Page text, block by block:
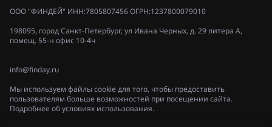
ООО "ФИНДЕЙ" ИНН:7805807456 ОГРН:1237800079010
198095, город Санкт-Петербург, ул Ивана Черных, д. 29 литера А,
помещ. 55-н офис 10-4ч
info@finday.ru
Мы используем файлы cookie для того, чтобы предоставить
пользователям больше возможностей при посещении сайта.
Подробнее об условиях использования.